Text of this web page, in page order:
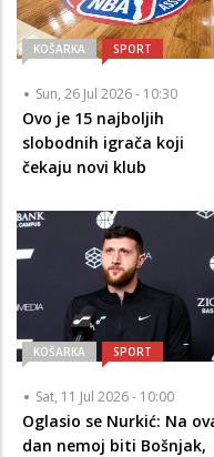
KOŠARKA SPORT
Sun, 26 Jul 2026 - 10:30
Ovo je 15 najboljih
slobodnih igrača koji
čekaju novi klub
KOŠARKA SPORT
Sat, 11 Jul 2026 - 10:00
Oglasio se Nurkić: Na
dan nemoj biti Bošnjak,